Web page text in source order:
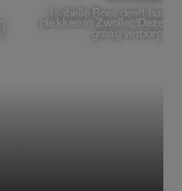
Isabelle Boer deelt haar
plekken in Zwolle: 'Deze
graag verborgen'